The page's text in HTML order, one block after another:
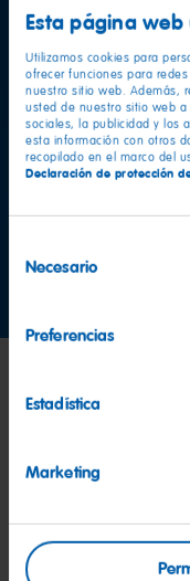
Esta página web
Utilizamos cookies para
ofrecer funciones para
nuestro sitio web. Además,
usted de nuestro sitio web
sociales, la publicidad y los
esta información con otros
recopilado en el marco del
Declaración de protección
deNecesario
Preferencias
Estadística
Marketing
¿Más
Equipo de